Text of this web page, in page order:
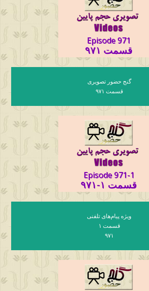
Episode 971
قسمت ۹۷۱
گنج حضور تصویری
قسمت ۹۷۱
Episode 971-1
قسمت ۱-۹۷۱
ویژه پیام‌های تلفنی
قسمت ۱
۹۷۱